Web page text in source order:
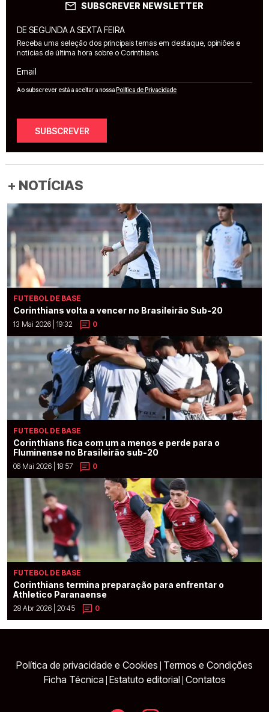
SUBSCREVER NEWSLETTER
DE SEGUNDA A SEXTA FEIRA
Receba uma seleção dos principais temas em destaque, opiniões e
notícias de última hora sobre o Corinthians.
Email
Ao subscrever está a aceitar a nossa Política de Privacidade
SUBSCREVER
+ NOTÍCIAS
FUTEBOL DE BASE
Corinthians volta a vencer no Brasileirão Sub-20
13 Mai 2026 | 19:32 0
FUTEBOL DE BASE
Corinthians fica com um a menos e perde para o
Fluminense no Brasileirão sub-20
06 Mai 2026 | 18:57 0
FUTEBOL DE BASE
Corinthians termina preparação para enfrentar o
Athletico Paranaense
28 Abr 2026 | 20:45 0
Política de privacidade e Cookies Termos e Condições
Ficha Técnica Estatuto editorial Contatos